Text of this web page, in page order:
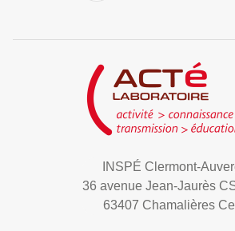
INSPÉ Clermont-
36 avenue Jean-Jaurès
63407 Chamalières